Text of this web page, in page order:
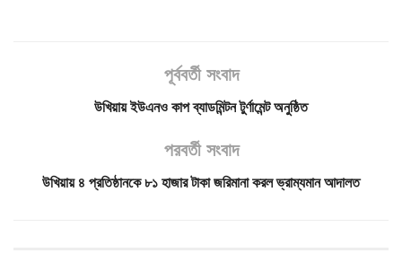
পূর্ববর্তী সংবাদ
উখিয়ায় ইউএনও কাপ ব্যাডমিন্টন টুর্ণামেন্ট অনুষ্ঠিত
পরবর্তী সংবাদ
উখিয়ায় ৪ প্রতিষ্ঠানকে ৮১ হাজার টাকা জরিমানা করল ভ্রাম্যমান আদালত